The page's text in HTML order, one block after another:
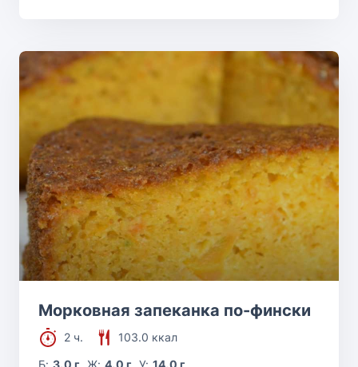
Морковная запеканка по-фински
2 ч.
103.0 ккал